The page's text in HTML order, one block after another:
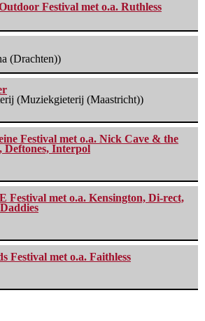
Festival met o.a. Ruthless
(Drachten))
(Muziekgieterij (Maastricht))
Festival met o.a. Nick Cave & the
Deftones, Interpol
Festival met o.a. Kensington, Di-rect,
Festival met o.a. Faithless